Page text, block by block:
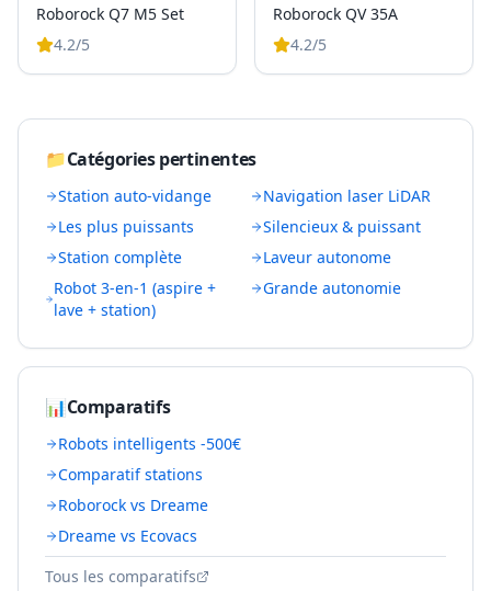
Roborock Q7 M5 Set
4.2/5
Roborock QV 35A
4.2/5
📁Catégories pertinentes
Station auto-vidange
Navigation laser LiDAR
Les plus puissants
Silencieux & puissant
Station complète
Laveur autonome
Robot 3-en-1 (aspire +
lave + station)
Grande autonomie
📊Comparatifs
Robots intelligents -500€
Comparatif stations
Roborock vs Dreame
Dreame vs Ecovacs
Tous les comparatifs